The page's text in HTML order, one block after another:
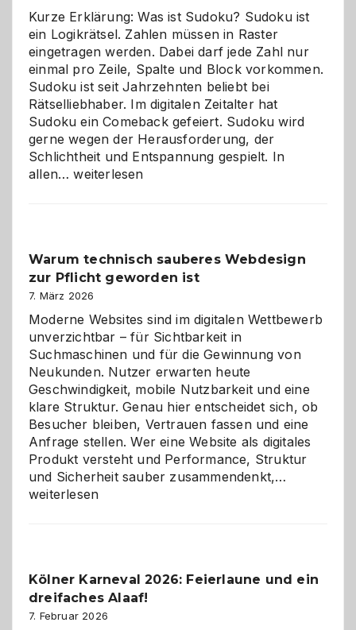
Kurze Erklärung: Was ist Sudoku? Sudoku ist
ein Logikrätsel. Zahlen müssen in Raster
eingetragen werden. Dabei darf jede Zahl nur
einmal pro Zeile, Spalte und Block vorkommen.
Sudoku ist seit Jahrzehnten beliebt bei
Rätselliebhaber. Im digitalen Zeitalter hat
Sudoku ein Comeback gefeiert. Sudoku wird
gerne wegen der Herausforderung, der
Schlichtheit und Entspannung gespielt. In
allen…Sudoku
den
Logikrätseln
weiterlesen
Warum technisch sauberes Webdesign
zur Pflicht geworden ist
7. März 2026
Moderne Websites sind im digitalen Wettbewerb
unverzichtbar – für Sichtbarkeit in
Suchmaschinen und für die Gewinnung von
Neukunden. Nutzer erwarten heute
Geschwindigkeit, mobile Nutzbarkeit und eine
klare Struktur. Genau hier entscheidet sich, ob
Besucher bleiben, Vertrauen fassen und eine
Anfrage stellen. Wer eine Website als digitales
Produkt versteht und Performance, Struktur
und Sicherheit sauber zusammendenkt,…
geworden
weiterlesen
Kölner Karneval 2026: Feierlaune und ein
dreifaches Alaaf!
7. Februar 2026